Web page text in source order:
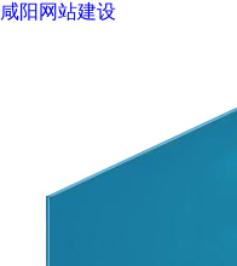
咸阳网站建设